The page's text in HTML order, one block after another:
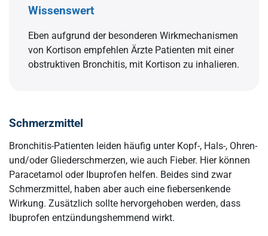
Wissenswert
Eben aufgrund der besonderen Wirkmechanismen
von Kortison empfehlen Ärzte Patienten mit einer
obstruktiven Bronchitis, mit Kortison zu inhalieren.
Schmerzmittel
Bronchitis-Patienten leiden häufig unter Kopf-, Hals-, Ohren-
und/oder Gliederschmerzen, wie auch Fieber. Hier können
Paracetamol oder Ibuprofen helfen. Beides sind zwar
Schmerzmittel, haben aber auch eine fiebersenkende
Wirkung. Zusätzlich sollte hervorgehoben werden, dass
Ibuprofen entzündungshemmend wirkt.